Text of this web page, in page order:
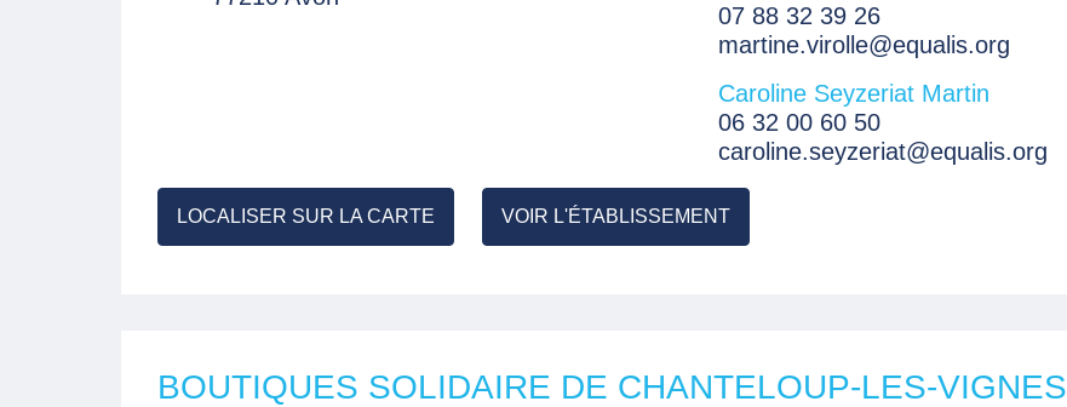
07 88 32 39 26
martine.virolle@equalis.org
Caroline Seyzeriat Martin
06 32 00 60 50
caroline.seyzeriat@equalis.org
LOCALISER SUR LA CARTE VOIR L'ÉTABLISSEMENT
BOUTIQUES SOLIDAIRE DE CHANTELOUP-LES-VIGNES